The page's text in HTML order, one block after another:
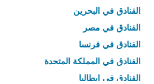
الفنادق في البحرين
الفنادق في مصر
الفنادق في فرنسا
الفنادق في المملكة المتحدة
الفنادق في إيطاليا